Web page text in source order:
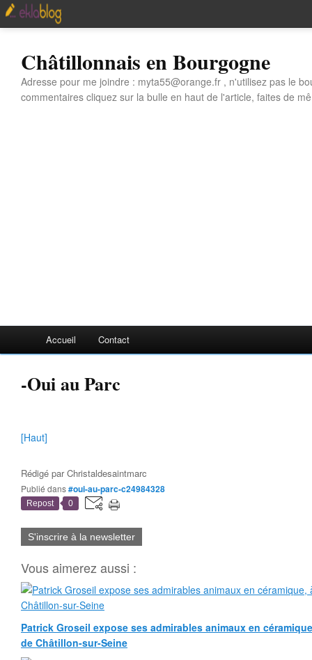
Châtillonnais en Bourgogne
Adresse pour me joindre : myta55@orange.fr , n'utilisez pas le
commentaires cliquez sur la bulle en haut de l'article, faites de
Accueil Contact
-Oui au Parc
[Haut]
Rédigé parChristaldesaintmarc
Publié dans#oui-au-parc-c24984328
Repost 0
S'inscrire à la newsletter
Vous aimerez aussi :
Patrick Groseil expose ses admirables animaux en
de Châtillon-sur-Seine